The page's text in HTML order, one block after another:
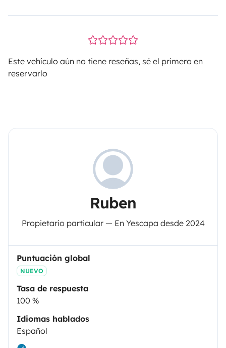
Este vehículo aún no tiene reseñas, sé el primero en
reservarlo
Ruben
Propietario particular — En Yescapa desde 2024
Puntuación global
NUEVO
Tasa de respuesta
100 %
Idiomas hablados
Español